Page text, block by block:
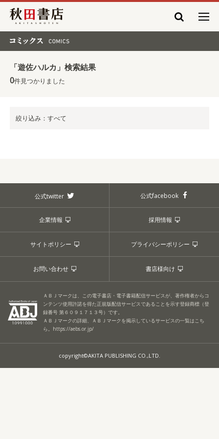
秋田書店
「遊佐ハルカ」検索結果
0件見つかりました
絞り込み：すべて
公式twitter 公式facebook
企業情報 採用情報
サイトポリシー プライバシーポリシー
お問い合わせ 書店様向け
ＡＢＪマークは、この電子書店・電子書籍配信サービスが、著作権者からコ
ンテンツ使用許諾を得た正規版配信サービスであることを示す登録商標（登
録番号 第６０９１７１３号）です。
ＡＢＪマークの詳細、ＡＢＪマークを掲示しているサービスの一覧はこち
ら。 https://aebs.or.jp/
copyright©AKITA PUBLISHING CO.,LTD.